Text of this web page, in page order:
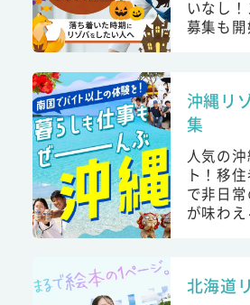
いなし
募集も開
沖縄リ
集
人気の
ト！移
で非日
が味わえ
北海道